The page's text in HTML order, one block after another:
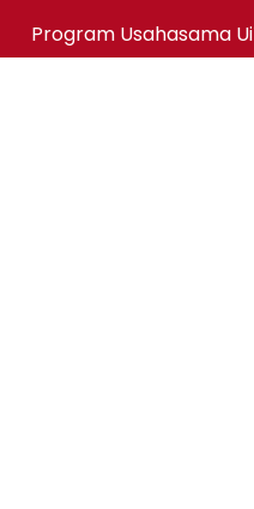
Program Usahasama